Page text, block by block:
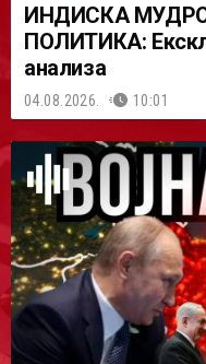
ИНДИСКА
ПОЛИТИКА:
анализа
04.08.2026. 10:01